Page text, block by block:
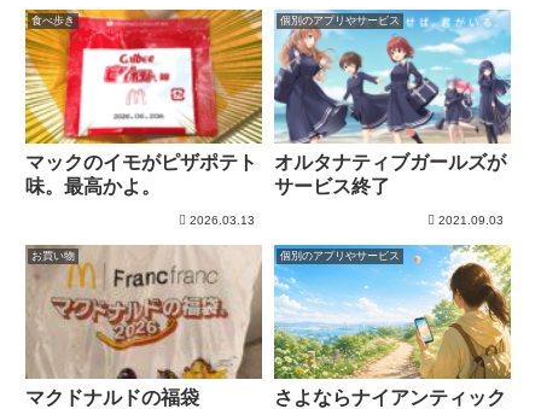
食べ歩き
マックのイモがピザポテト
味。最高かよ。
2026.03.13
個別のアプリやサービス
オルタナティブガールズが
サービス終了
2021.09.03
お買い物
マクドナルドの福袋
個別のアプリやサービス
さよならナイアンティック